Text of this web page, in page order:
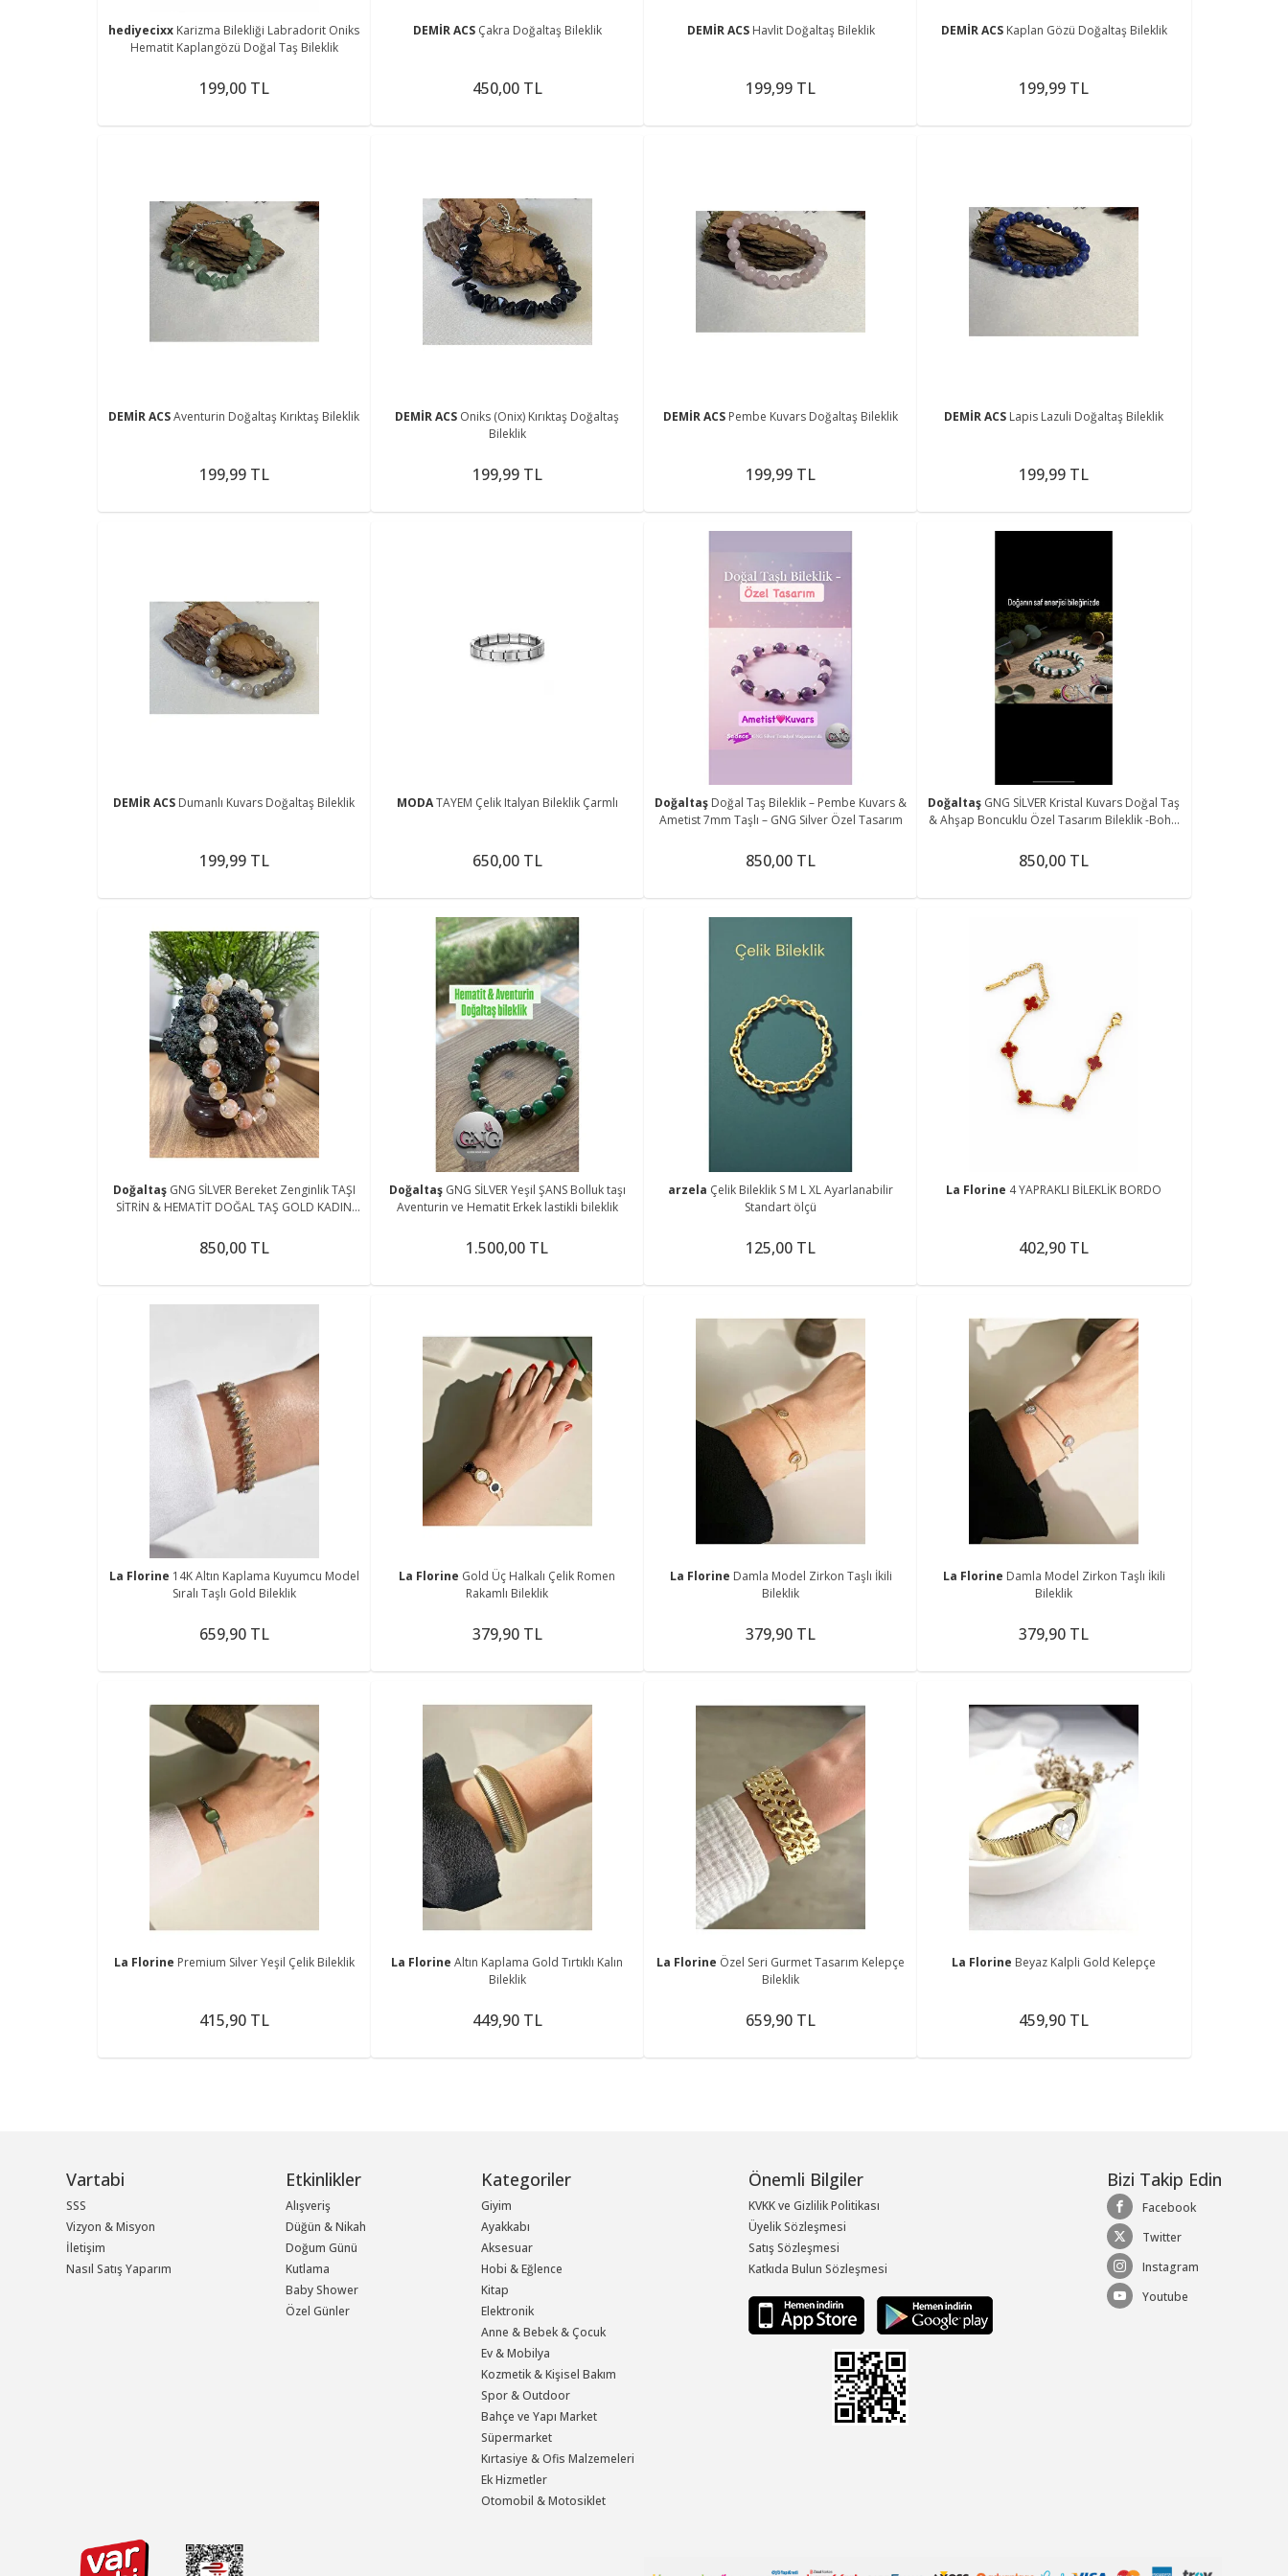
hediyecixx Karizma Bilekliği Labradorit Oniks
Hematit Kaplangözü Doğal Taş Bileklik
199,00 TL
DEMİR ACS Çakra Doğaltaş Bileklik
450,00 TL
DEMİR ACS Havlit Doğaltaş Bileklik
199,99 TL
DEMİR ACS Kaplan Gözü Doğaltaş Bileklik
199,99 TL
DEMİR ACSAventurin Doğaltaş Kırıktaş Bileklik
199,99 TL
DEMİR ACS Oniks (Onix) Kırıktaş Doğaltaş
Bileklik
199,99 TL
DEMİR ACS Pembe Kuvars Doğaltaş Bileklik
199,99 TL
DEMİR ACS Lapis Lazuli Doğaltaş Bileklik
199,99 TL
DEMİR ACS Dumanlı Kuvars Doğaltaş Bileklik
199,99 TL
MODATAYEM Çelik Italyan Bileklik Çarmlı
650,00 TL
Doğaltaş Doğal Taş Bileklik – Pembe Kuvars &
Ametist 7mm Taşlı – GNG Silver Özel Tasarım
850,00 TL
Doğaltaş GNG SİLVER Kristal Kuvars Doğal Taş
& Ahşap Boncuklu Özel Tasarım Bileklik -Boho
850,00 TL
Doğaltaş GNG SİLVER Bereket Zenginlik TAŞI
SİTRİN & HEMATİT DOĞAL TAŞ GOLD KADIN
850,00 TL
Doğaltaş GNG SİLVER Yeşil ŞANS Bolluk taşı
Aventurin ve Hematit Erkek lastikli bileklik
1.500,00 TL
arzela Çelik Bileklik S M L XL Ayarlanabilir
Standart ölçü
125,00 TL
La Florine 4 YAPRAKLI BİLEKLİK BORDO
402,90 TL
La Florine 14K Altın Kaplama Kuyumcu Model
Sıralı Taşlı Gold Bileklik
659,90 TL
La Florine Gold Üç Halkalı Çelik Romen
Rakamlı Bileklik
379,90 TL
La Florine Damla Model Zirkon Taşlı İkili
Bileklik
379,90 TL
La Florine Damla Model Zirkon Taşlı İkili
Bileklik
379,90 TL
La Florine Premium Silver Yeşil Çelik Bileklik
415,90 TL
La FlorineAltın Kaplama Gold Tırtıklı Kalın
Bileklik
449,90 TL
La Florine Özel Seri Gurmet Tasarım Kelepçe
Bileklik
659,90 TL
La Florine Beyaz Kalpli Gold Kelepçe
459,90 TL
Vartabi
SSS
Vizyon & Misyon
İletişim
Nasıl Satış Yaparım
Etkinlikler
Alışveriş
Düğün & Nikah
Doğum Günü
Kutlama
Baby Shower
Özel Günler
Kategoriler
Giyim
Ayakkabı
Aksesuar
Hobi & Eğlence
Kitap
Elektronik
Anne & Bebek & Çocuk
Ev & Mobilya
Kozmetik & Kişisel Bakım
Spor & Outdoor
Bahçe ve Yapı Market
Süpermarket
Kırtasiye & Ofis Malzemeleri
Ek Hizmetler
Otomobil & Motosiklet
Önemli Bilgiler
KVKK ve Gizlilik Politikası
Üyelik Sözleşmesi
Satış Sözleşmesi
Katkıda Bulun Sözleşmesi
Bizi Takip Edin
Facebook
Twitter
Instagram
Youtube